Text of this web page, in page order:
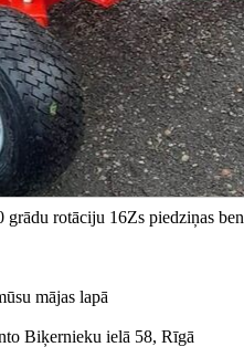
rotāciju 16Zs piedziņas
mājas lapā
Biķernieku ielā 58, Rīgā